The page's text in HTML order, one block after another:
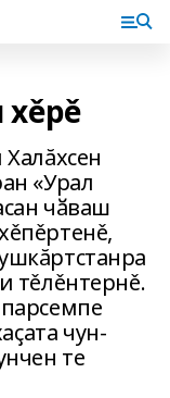
«Урал
чӑваш
тěлěнтернě.
чун-
те